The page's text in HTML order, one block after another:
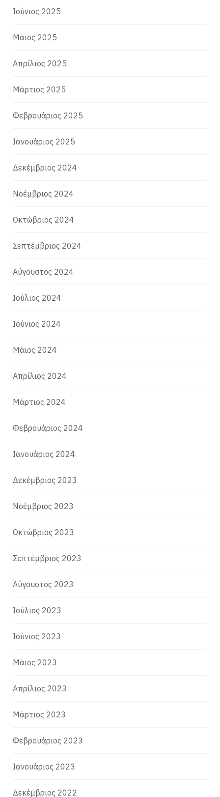
Ιούνιος 2025
Μάιος 2025
Απρίλιος 2025
Μάρτιος 2025
Φεβρουάριος 2025
Ιανουάριος 2025
Δεκέμβριος 2024
Νοέμβριος 2024
Οκτώβριος 2024
Σεπτέμβριος 2024
Αύγουστος 2024
Ιούλιος 2024
Ιούνιος 2024
Μάιος 2024
Απρίλιος 2024
Μάρτιος 2024
Φεβρουάριος 2024
Ιανουάριος 2024
Δεκέμβριος 2023
Νοέμβριος 2023
Οκτώβριος 2023
Σεπτέμβριος 2023
Αύγουστος 2023
Ιούλιος 2023
Ιούνιος 2023
Μάιος 2023
Απρίλιος 2023
Μάρτιος 2023
Φεβρουάριος 2023
Ιανουάριος 2023
Δεκέμβριος 2022